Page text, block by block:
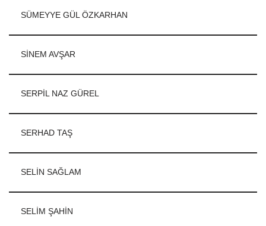
SÜMEYYE GÜL ÖZKARHAN
SİNEM AVŞAR
SERPİL NAZ GÜREL
SERHAD TAŞ
SELİN SAĞLAM
SELİM ŞAHİN